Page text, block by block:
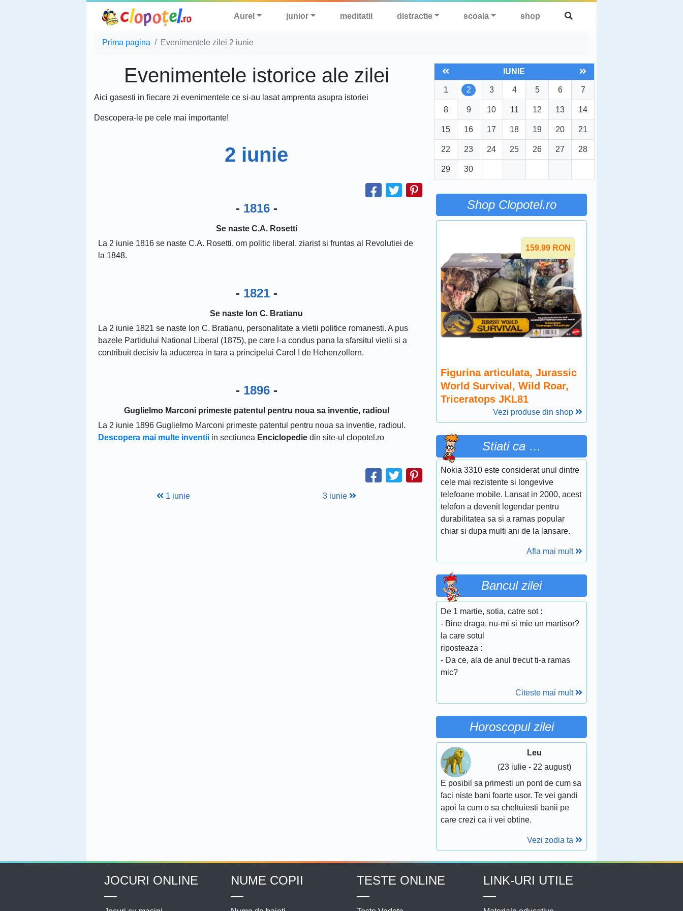
Aurel junior meditatii distractie scoala shop
Prima pagina Evenimentele zilei 2 iunie
Evenimentele istorice ale zilei
Aici gasesti in fiecare zi evenimentele ce si-au lasat amprenta asupra istoriei
Descopera-le pe cele mai importante!
2 iunie
- 1816-
Se naste C.A. Rosetti
La 2 iunie 1816 se naste C.A. Rosetti, om politic liberal, ziarist si fruntas al Revolutiei de
la 1848.
- 1821-
Se naste Ion C. Bratianu
La 2 iunie 1821 se naste Ion C. Bratianu, personalitate a vietii politice romanesti. A pus
bazele Partidului National Liberal (1875), pe care l-a condus pana la sfarsitul vietii si a
contribuit decisiv la aducerea in tara a principelui Carol I de Hohenzollern.
- 1896-
Guglielmo Marconi primeste patentul pentru noua sa inventie, radioul
La 2 iunie 1896 Guglielmo Marconi primeste patentul pentru noua sa inventie, radioul.
Descopera mai multe inventii in sectiunea Enciclopedie din site-ul clopotel.ro
1 iunie 3 iunie
IUNIE
1 2 3 4 5 6 7
8 9 10 11 12 13 14
15 16 17 18 19 20 21
22 23 24 25 26 27 28
29 30
Shop Clopotel.ro
159.99 RON
Figurina articulata, Jurassic
World Survival, Wild Roar,
Triceratops JKL81
Vezi produse din shop
Stiati ca …
Nokia 3310 este considerat unul dintre
cele mai rezistente si longevive
telefoane mobile. Lansat in 2000, acest
telefon a devenit legendar pentru
durabilitatea sa si a ramas popular
chiar si dupa multi ani de la lansare.
Afla mai mult
Bancul zilei
De 1 martie, sotia, catre sot :
- Bine draga, nu-mi si mie un martisor?
la care sotul
riposteaza :
- Da ce, ala de anul trecut ti-a ramas
mic?
Citeste mai mult
Horoscopul zilei
Leu
(23 iulie - 22 august)
E posibil sa primesti un pont de cum sa
faci niste bani foarte usor. Te vei gandi
apoi la cum o sa cheltuiesti banii pe
care crezi ca ii vei obtine.
Vezi zodia ta
JOCURI ONLINE NUME COPII TESTE ONLINE LINK-URI UTILE